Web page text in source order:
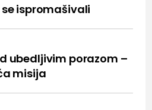
ispromašivali
ubedljivim porazom –
misija